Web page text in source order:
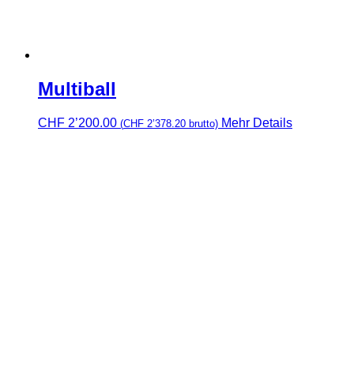
Multiball
CHF 2’200.00 (CHF 2’378.20 brutto) Mehr Details